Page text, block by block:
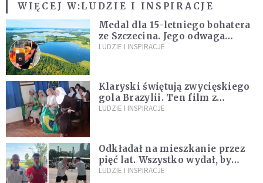
WIĘCEJ W:LUDZIE I INSPIRACJE
Medal dla 15-letniego bohatera
ze Szczecina. Jego odwaga
ocaliła ludzkie życie
LUDZIE I INSPIRACJE
Klaryski świętują zwycięskiego
gola Brazylii. Ten film z
zakonnicami obejrzały już
LUDZIE I INSPIRACJE
Odkładał na mieszkanie przez
pięć lat. Wszystko wydał, by
spełnić marzenie 80-letniego
LUDZIE I INSPIRACJE